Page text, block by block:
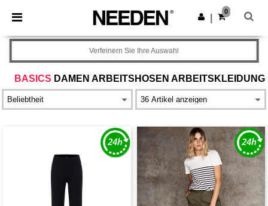
× Needen App
Bessere Preise in der App!
App holen
0
BASICS DAMEN ARBEITSHOSEN ARBEITSKLEIDUNG
Verfeinern Sie Ihre Auswahl